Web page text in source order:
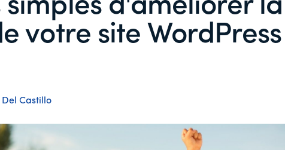
simples d'améliorer la
votre site WordPress
Del Castillo